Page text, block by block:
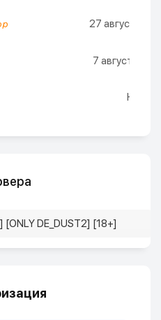
27 августа
7 августа
DE_DUST2] [18+]